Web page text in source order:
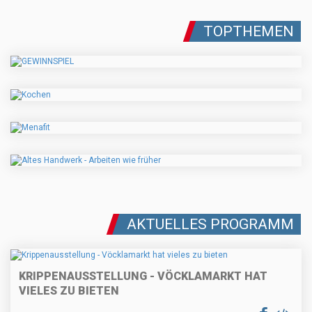
TOPTHEMEN
AKTUELLES PROGRAMM
KRIPPENAUSSTELLUNG - VÖCKLAMARKT HAT
VIELES ZU BIETEN